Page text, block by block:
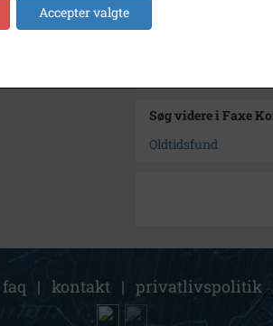
Søg videre i Faxe
Oldtidsfund
faq | kontakt | privatlivspolitik
Accepter valgte